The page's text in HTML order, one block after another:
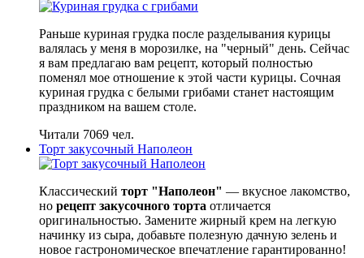
Раньше куриная грудка после разделывания курицы
валялась у меня в морозилке, на "черный" день. Сейчас
я вам предлагаю вам рецепт, который полностью
поменял мое отношение к этой части курицы. Сочная
куриная грудка с белыми грибами станет настоящим
праздником на вашем столе.
Читали 7069 чел.
Торт закусочный Наполеон
Классический торт "Наполеон" — вкусное лакомство,
но рецепт закусочного торта отличается
оригинальностью. Замените жирный крем на легкую
начинку из сыра, добавьте полезную дачную зелень и
новое гастрономическое впечатление гарантированно!